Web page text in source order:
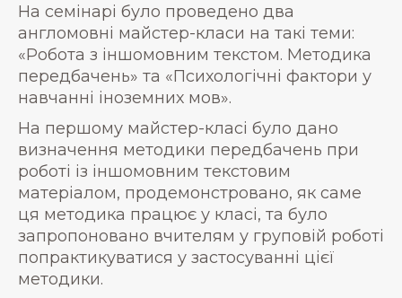
На семінарі було проведено два
англомовні майстер-класи на такі теми:
«Робота з іншомовним текстом. Методика
передбачень» та «Психологічні фактори у
навчанні іноземних мов».
На першому майстер-класі було дано
визначення методики передбачень при
роботі із іншомовним текстовим
матеріалом, продемонстровано, як саме
ця методика працює у класі, та було
запропоновано вчителям у груповій роботі
попрактикуватися у застосуванні цієї
методики.